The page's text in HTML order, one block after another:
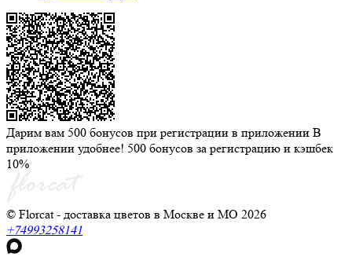
Дарим вам 500 бонусов при регистрации в приложении В
приложении удобнее! 500 бонусов за регистрацию и кэшбек
10%
© Florcat - доставка цветов в Москве и МО 2026
+74993258141